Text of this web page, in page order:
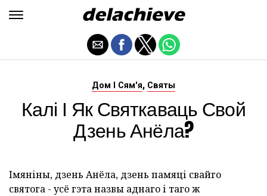
Дом І Сям'я, Святы
Калі І Як Святкаваць Свой
Дзень Анёла?
Імяніны, дзень Анёла, дзень памяці свайго
святога - усё гэта назвы аднаго і таго ж